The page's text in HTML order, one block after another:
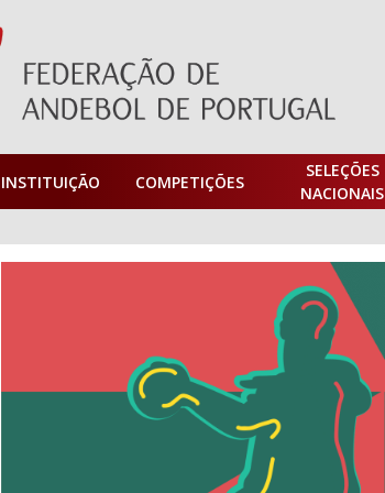
INSTITUIÇÃO COMPETIÇÕES
SELEÇÕES
NACIONAIS